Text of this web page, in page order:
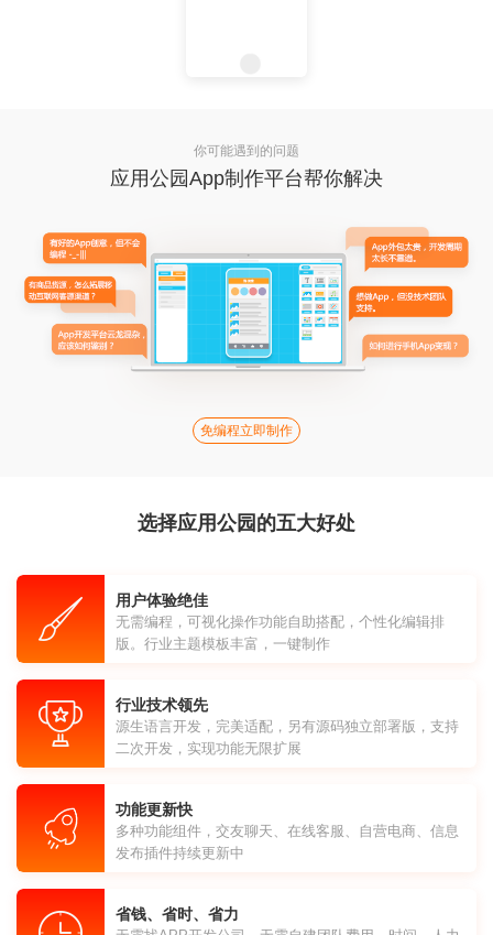
你可能遇到的问题
应用公园App制作平台帮你解决
免编程立即制作
选择应用公园的五大好处
用户体验绝佳
无需编程，可视化操作功能自助搭配，个性化编辑排
版。行业主题模板丰富，一键制作
行业技术领先
源生语言开发，完美适配，另有源码独立部署版，支持
二次开发，实现功能无限扩展
功能更新快
多种功能组件，交友聊天、在线客服、自营电商、信息
发布插件持续更新中
省钱、省时、省力